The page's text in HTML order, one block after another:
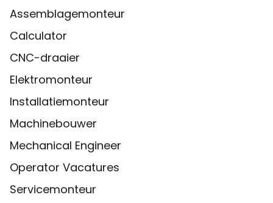
Assemblagemonteur
Calculator
CNC-draaier
Elektromonteur
Installatiemonteur
Machinebouwer
Mechanical Engineer
Operator Vacatures
Servicemonteur